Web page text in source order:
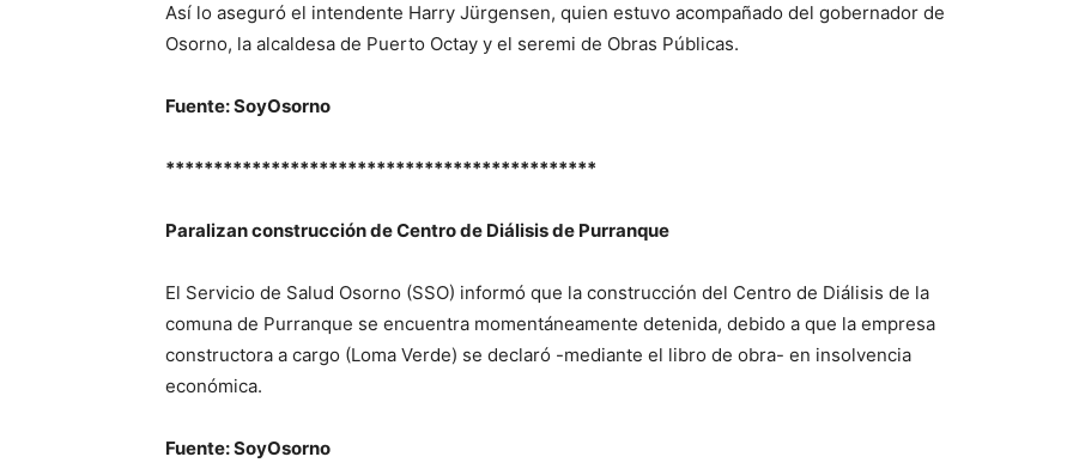
Así lo aseguró el intendente Harry Jürgensen, quien estuvo acompañado del gobernador de
Osorno, la alcaldesa de Puerto Octay y el seremi de Obras Públicas.
Fuente: SoyOsorno
*********************************************
Paralizan construcción de Centro de Diálisis de Purranque
El Servicio de Salud Osorno (SSO) informó que la construcción del Centro de Diálisis de la
comuna de Purranque se encuentra momentáneamente detenida, debido a que la empresa
constructora a cargo (Loma Verde) se declaró -mediante el libro de obra- en insolvencia
económica.
Fuente: SoyOsorno